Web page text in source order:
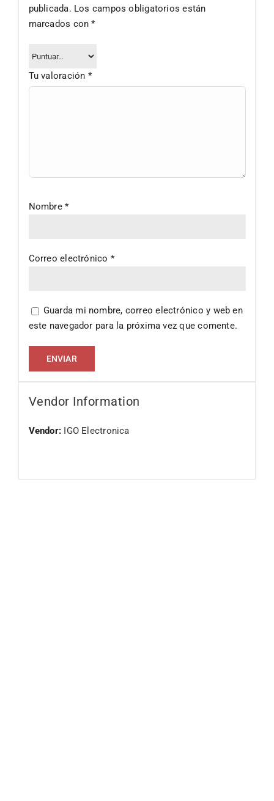
publicada. Los campos obligatorios están
marcados con*
Tu valoración *
Nombre*
Correo electrónico *
Guarda mi nombre, correo electrónico y web en
este navegador para la próxima vez que comente.
Vendor Information
Vendor: IGO Electronica